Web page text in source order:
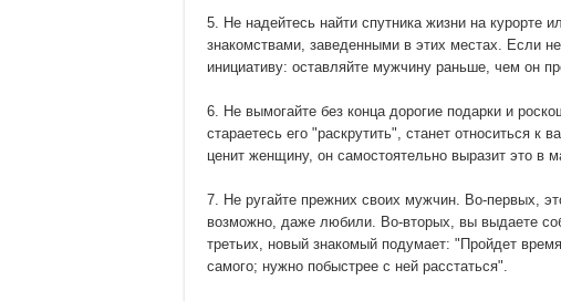
5. Не надейтесь найти спутника жизни на курорте
знакомствами, заведенными в этих местах. Если
инициативу: оставляйте мужчину раньше, чем он
6. Не вымогайте без конца дорогие подарки и
стараетесь его "раскрутить", станет относиться к
ценит женщину, он самостоятельно выразит это в
7. Не ругайте прежних своих мужчин. Во-первых,
возможно, даже любили. Во-вторых, вы выдаете
третьих, новый знакомый подумает: "Пройдет
самого; нужно побыстрее с ней расстаться".